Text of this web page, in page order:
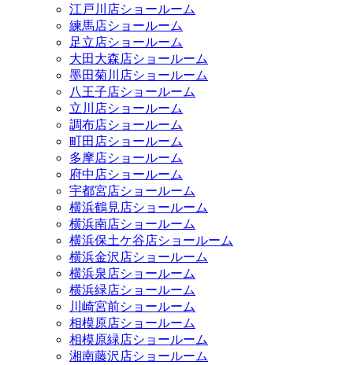
江戸川店ショールーム
練馬店ショールーム
足立店ショールーム
大田大森店ショールーム
墨田菊川店ショールーム
八王子店ショールーム
立川店ショールーム
調布店ショールーム
町田店ショールーム
多摩店ショールーム
府中店ショールーム
宇都宮店ショールーム
横浜鶴見店ショールーム
横浜南店ショールーム
横浜保土ケ谷店ショールーム
横浜金沢店ショールーム
横浜泉店ショールーム
横浜緑店ショールーム
川崎宮前ショールーム
相模原店ショールーム
相模原緑店ショールーム
湘南藤沢店ショールーム